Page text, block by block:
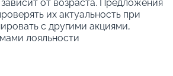
от возраста. Предложения
их актуальность при
с другими акциями,
лояльности